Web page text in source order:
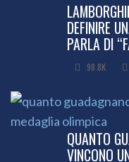
DEFINIRE
PARLA DI
98.8K
QUANTO
VINCONO